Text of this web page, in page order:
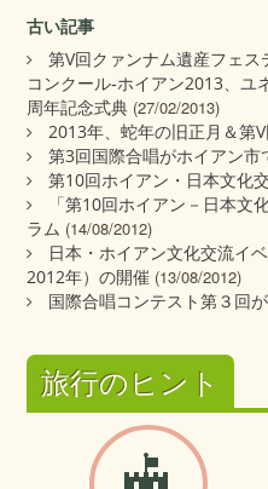
古い記事
第V回クァンナム遺産フェ
コンクール‐ホイアン2013、
周年記念式典 (27/02/2013)
2013年、蛇年の旧正月＆第
第3回国際合唱がホイアン市
第10回ホイアン・日本文化
「第10回ホイアン－日本文
ラム (14/08/2012)
日本・ホイアン文化交流イ
2012年）の開催 (13/08/2012)
国際合唱コンテスト第３回
旅行のヒント